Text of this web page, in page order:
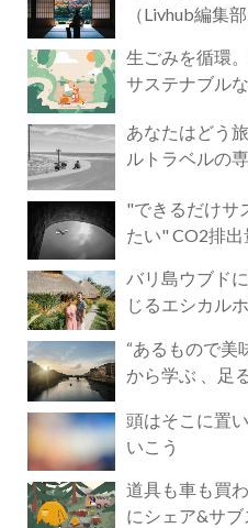
（Livhub編集
生ごみを循環
サステナブル
あなたはどう旅する？ ｜ 英
ルトラベルの
"できるだけサ
たい" CO2排
バリ島ウブド
じるエシカル
“あるもので美
から学ぶ 、足
頭はそこに置
いこう
道具も車も買
にシェア&サ